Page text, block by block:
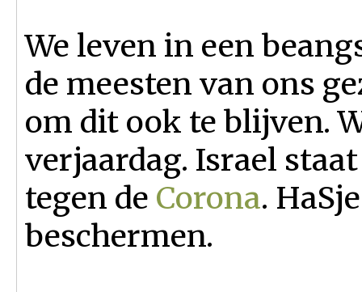
We leven in een
de meesten van ons
om dit ook te blijven.
verjaardag. Israel
tegen de Corona.
beschermen.